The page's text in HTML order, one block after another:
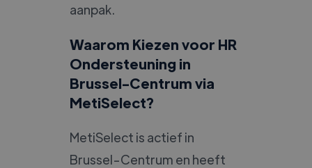
aanpak.
Waarom Kiezen voor HR
Ondersteuning in
Brussel-Centrum via
MetiSelect?
MetiSelect is actief in
Brussel-Centrum en heeft